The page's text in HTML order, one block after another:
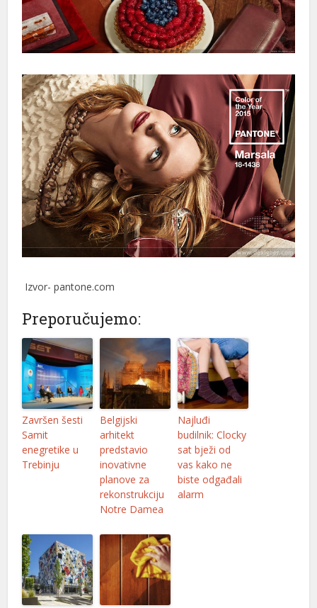
Izvor- pantone.com
Preporučujemo:
Završen šesti
Samit
enegretike u
Trebinju
Belgijski
arhitekt
predstavio
inovativne
planove za
rekonstrukciju
Notre Damea
Najluđi
budilnik: Clocky
sat bježi od
vas kako ne
biste odgađali
alarm